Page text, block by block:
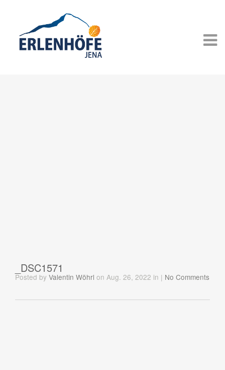
_DSC1571
Posted by Valentin Wöhrl on Aug. 26, 2022 in | No Comments